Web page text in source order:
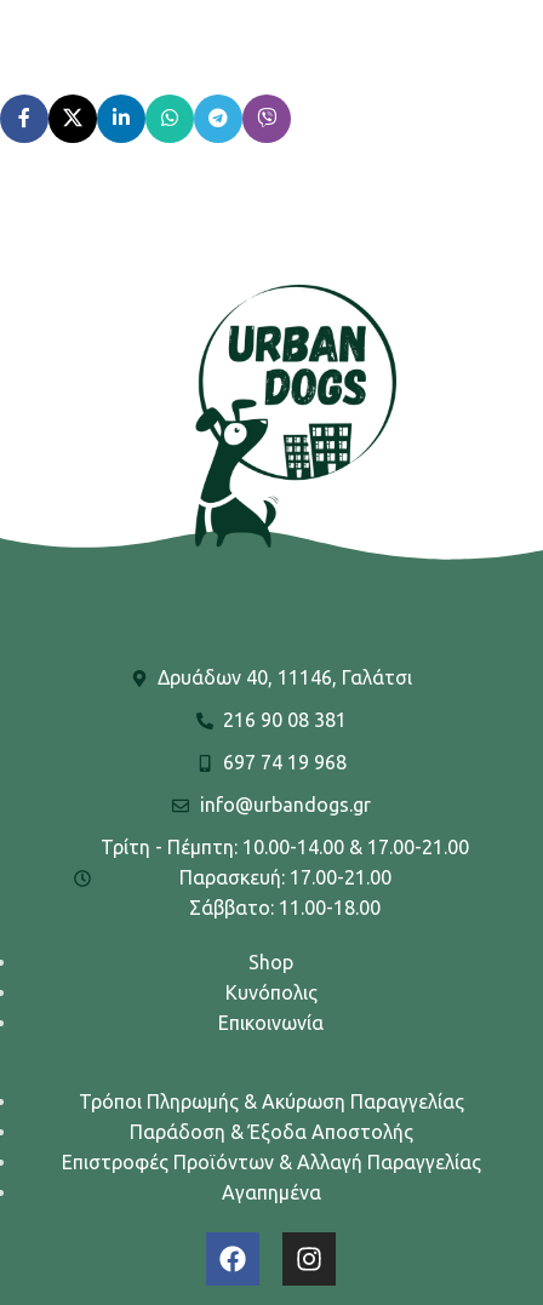
Δρυάδων 40, 11146, Γαλάτσι
216 90 08 381
697 74 19 968
info@urbandogs.gr
Τρίτη - Πέμπτη: 10.00-14.00 & 17.00-21.00
Παρασκευή: 17.00-21.00
Σάββατο: 11.00-18.00
Shop
Κυνόπολις
Επικοινωνία
Τρόποι Πληρωμής & Ακύρωση Παραγγελίας
Παράδοση & Έξοδα Αποστολής
Επιστροφές Προϊόντων & Αλλαγή Παραγγελίας
Αγαπημένα